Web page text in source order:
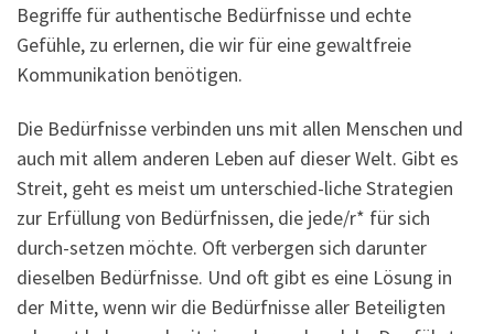
Begriffe für authentische Bedürfnisse und echte
Gefühle, zu erlernen, die wir für eine gewaltfreie
Kommunikation benötigen.
Die Bedürfnisse verbinden uns mit allen Menschen und
auch mit allem anderen Leben auf dieser Welt. Gibt es
Streit, geht es meist um unterschied-liche Strategien
zur Erfüllung von Bedürfnissen, die jede/r* für sich
durch-setzen möchte. Oft verbergen sich darunter
dieselben Bedürfnisse. Und oft gibt es eine Lösung in
der Mitte, wenn wir die Bedürfnisse aller Beteiligten